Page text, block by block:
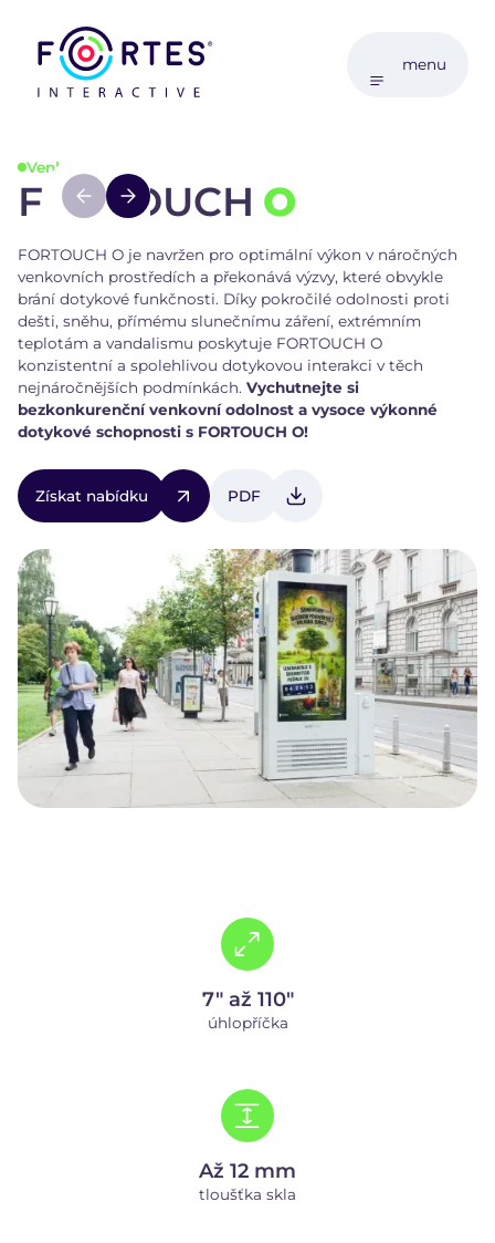
menu
Venkovní řešení
FORTOUCH O
FORTOUCH O je navržen pro optimální výkon v náročných
venkovních prostředích a překonává výzvy, které obvykle
brání dotykové funkčnosti. Díky pokročilé odolnosti proti
dešti, sněhu, přímému slunečnímu záření, extrémním
teplotám a vandalismu poskytuje FORTOUCH O
konzistentní a spolehlivou dotykovou interakci v těch
nejnáročnějších podmínkách. Vychutnejte si
bezkonkurenční venkovní odolnost a vysoce výkonné
dotykové schopnosti s FORTOUCH O!
Získat nabídku PDF
7" až 110"
úhlopříčka
Až 12 mm
tloušťka skla